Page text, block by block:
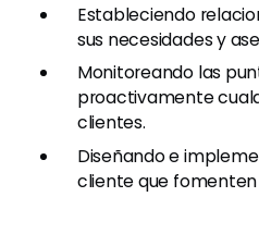
Estableciendo
sus necesidades y
Monitoreando las
proactivamente
clientes.
Diseñando e
cliente que